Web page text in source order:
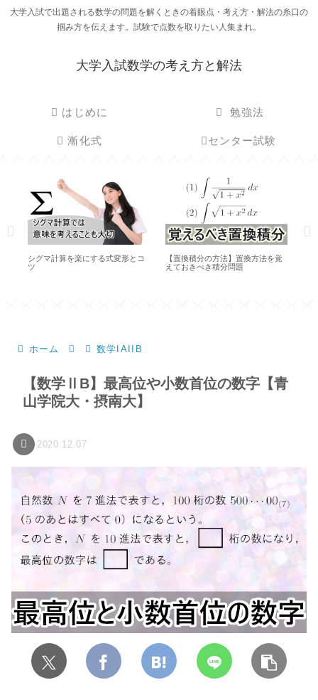
大学入試で出題される数学の問題を解くときの着眼点・考え方・解法の糸口の
掴み方を伝えます。試験で点数を取りたい人集まれ。
大学入試数学の考え方と解法
はじめに 勉強法
漸化式 センター試験
シグマ計算を楽にする式変形とコ
ツ
【置換積分の方法】置換方法を覚
えておきべき積分問題
ホーム 数学IAIIB
【数学ⅡB】最高位や小数首位の数字【青
山学院大・摂南大】
2020.12.07